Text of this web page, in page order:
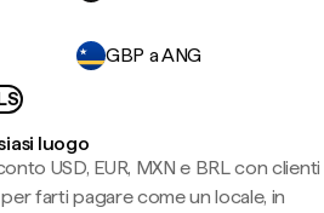
GBP a ANG
luogo
USD, EUR, MXN e BRL con clienti
farti pagare come un locale, in